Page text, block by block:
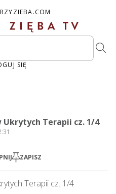
SIĘ
Play Terapii cz. 1/4
ZAPISZ
Terapii cz. 1/4